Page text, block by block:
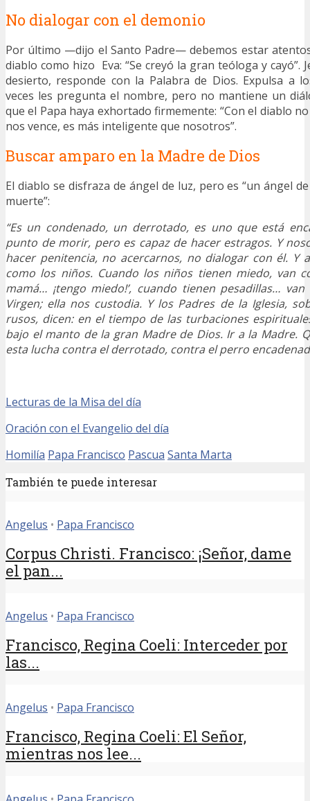
No dialogar con el demonio
Por último —dijo el Santo Padre— debemos estar
diablo como hizo Eva: “Se creyó la gran teóloga y cayó”.
desierto, responde con la Palabra de Dios. Expulsa a
veces les pregunta el nombre, pero no mantiene un
que el Papa haya exhortado firmemente: “Con el diablo
nos vence, es más inteligente que nosotros”.
Buscar amparo en la Madre de Dios
El diablo se disfraza de ángel de luz, pero es “un ángel
muerte”:
“Es un condenado, un derrotado, es uno que está
punto de morir, pero es capaz de hacer estragos. Y
hacer penitencia, no acercarnos, no dialogar con él. Y
como los niños. Cuando los niños tienen miedo, van
mamá… ¡tengo miedo!’, cuando tienen pesadillas…
Virgen; ella nos custodia. Y los Padres de la Iglesia,
rusos, dicen: en el tiempo de las turbaciones
bajo el manto de la gran Madre de Dios. Ir a la Madre.
esta lucha contra el derrotado, contra el perro
Lecturas de la Misa del día
Oración con el Evangelio del día
Homilía Papa Francisco Pascua Santa Marta
También te puede interesar
Angelus • Papa Francisco
Corpus Christi. Francisco: ¡Señor, dame
el pan...
Angelus • Papa Francisco
Francisco, Regina Coeli: Interceder por
las...
Angelus • Papa Francisco
Francisco, Regina Coeli: El Señor,
mientras nos lee...